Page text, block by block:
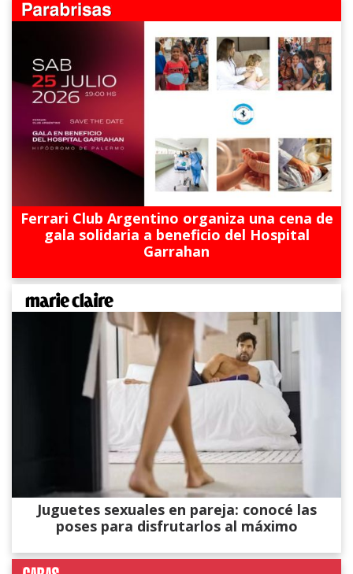
Ferrari Club Argentino organiza una cena de
gala solidaria a beneficio del Hospital
Garrahan
Juguetes sexuales en pareja: conocé las
poses para disfrutarlos al máximo